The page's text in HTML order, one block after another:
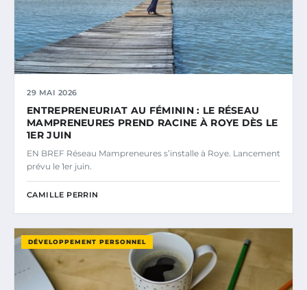
29 MAI 2026
ENTREPRENEURIAT AU FÉMININ : LE RÉSEAU
MAMPRENEURES PREND RACINE À ROYE DÈS LE
1ER JUIN
EN BREF Réseau Mampreneures s’installe à Roye. Lancement
prévu le 1er juin.
CAMILLE PERRIN
DÉVELOPPEMENT PERSONNEL